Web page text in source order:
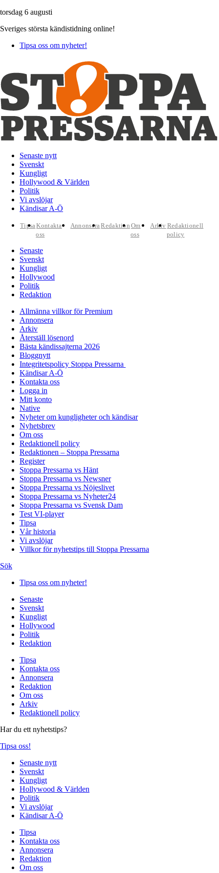
torsdag 6 augusti
Sveriges största kändistidning online!
Tipsa oss om nyheter!
Senaste nytt
Svenskt
Kungligt
Hollywood & Världen
Politik
Vi avslöjar
Kändisar A-Ö
TipsaKontakta
oss
AnnonseraRedaktion Om
oss
Arkiv Redaktionell
policy
Senaste
Svenskt
Kungligt
Hollywood
Politik
Redaktion
Allmänna villkor för Premium
Annonsera
Arkiv
Återställ lösenord
Bästa kändissajterna 2026
Bloggnytt
Integritetspolicy Stoppa Pressarna
Kändisar A-Ö
Kontakta oss
Logga in
Mitt konto
Native
Nyheter om kungligheter och kändisar
Nyhetsbrev
Om oss
Redaktionell policy
Redaktionen – Stoppa Pressarna
Register
Stoppa Pressarna vs Hänt
Stoppa Pressarna vs Newsner
Stoppa Pressarna vs Nöjeslivet
Stoppa Pressarna vs Nyheter24
Stoppa Pressarna vs Svensk Dam
Test VI-player
Tipsa
Vår historia
Vi avslöjar
Villkor för nyhetstips till Stoppa Pressarna
Sök
Tipsa oss om nyheter!
Senaste
Svenskt
Kungligt
Hollywood
Politik
Redaktion
Tipsa
Kontakta oss
Annonsera
Redaktion
Om oss
Arkiv
Redaktionell policy
Har du ett nyhetstips?
Tipsa oss!
Senaste nytt
Svenskt
Kungligt
Hollywood & Världen
Politik
Vi avslöjar
Kändisar A-Ö
Tipsa
Kontakta oss
Annonsera
Redaktion
Om oss